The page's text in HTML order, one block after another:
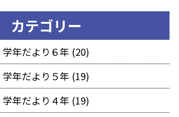
カテゴリー
学年だより６年 (20)
学年だより５年 (19)
学年だより４年 (19)